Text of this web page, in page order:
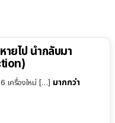
ยไป นำกลับมา
เครื่องใหม่ […] มากกว่า